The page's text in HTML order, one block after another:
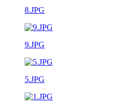
8.JPG
9.JPG
5.JPG